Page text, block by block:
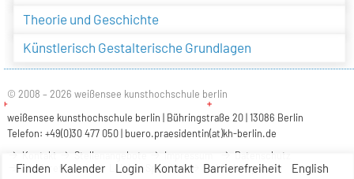
Finden Kalender Login Kontakt Barrierefreiheit English
Theorie und Geschichte
Künstlerisch Gestalterische Grundlagen
© 2008 – 2026 weißensee kunsthochschule berlin
weißensee kunsthochschule berlin | Bühringstraße 20 | 13086 Berlin
Telefon: +49(0)30 477 050 | buero.praesidentin(at)kh-berlin.de
Kontakt
Stellenangebote Impressum
Datenschutz
Barrierefreiheit
Leichte Sprache Gebärdensprache